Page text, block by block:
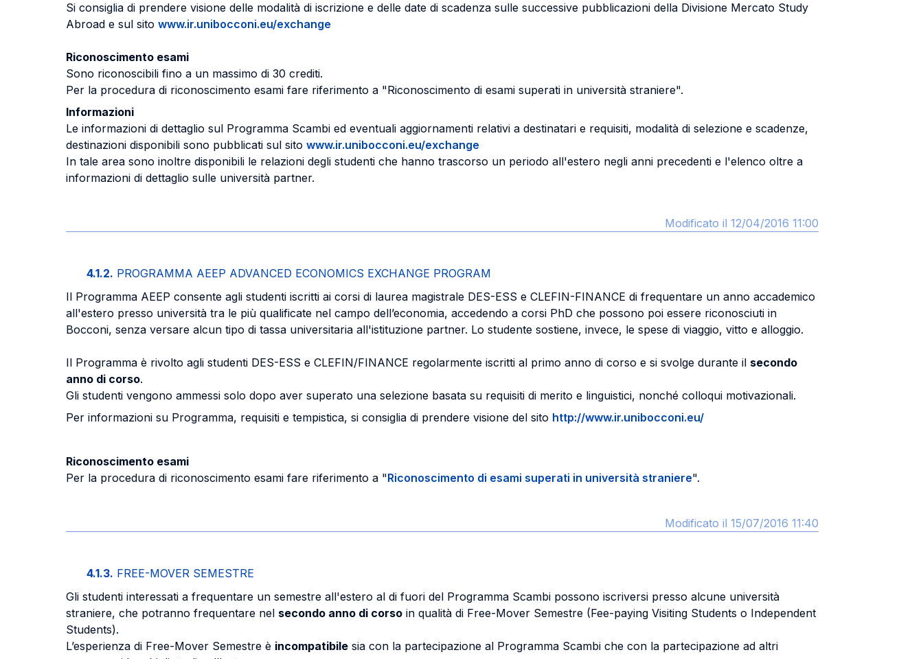
Si consiglia di prendere visione delle modalità di iscrizione e delle date di scadenza sulle successive pubblicazioni della Divisione Mercato Study
Abroad e sul sito www.ir.unibocconi.eu/exchange
Riconoscimento esami
Sono riconoscibili fino a un massimo di 30 crediti.
Per la procedura di riconoscimento esami fare riferimento a "Riconoscimento di esami superati in università straniere".
Informazioni
Le informazioni di dettaglio sul Programma Scambi ed eventuali aggiornamenti relativi a destinatari e requisiti, modalità di selezione e scadenze,
destinazioni disponibili sono pubblicati sul sito www.ir.unibocconi.eu/exchange
In tale area sono inoltre disponibili le relazioni degli studenti che hanno trascorso un periodo all'estero negli anni precedenti e l'elenco oltre a
informazioni di dettaglio sulle università partner.
Modificato il 12/04/2016 11:00
4.1.2. PROGRAMMA AEEP ADVANCED ECONOMICS EXCHANGE PROGRAM
Il Programma AEEP consente agli studenti iscritti ai corsi di laurea magistrale DES-ESS e CLEFIN-FINANCE di frequentare un anno accademico
all'estero presso università tra le più qualificate nel campo dell’economia, accedendo a corsi PhD che possono poi essere riconosciuti in
Bocconi, senza versare alcun tipo di tassa universitaria all'istituzione partner. Lo studente sostiene, invece, le spese di viaggio, vitto e alloggio.
Il Programma è rivolto agli studenti DES-ESS e CLEFIN/FINANCE regolarmente iscritti al primo anno di corso e si svolge durante il secondo
anno di corso.
Gli studenti vengono ammessi solo dopo aver superato una selezione basata su requisiti di merito e linguistici, nonché colloqui motivazionali.
Per informazioni su Programma, requisiti e tempistica, si consiglia di prendere visione del sito http://www.ir.unibocconi.eu/
Riconoscimento esami
Per la procedura di riconoscimento esami fare riferimento a "Riconoscimento di esami superati in università straniere".
Modificato il 15/07/2016 11:40
4.1.3. FREE-MOVER SEMESTRE
Gli studenti interessati a frequentare un semestre all'estero al di fuori del Programma Scambi possono iscriversi presso alcune università
straniere, che potranno frequentare nel secondo anno di corso in qualità di Free-Mover Semestre (Fee-paying Visiting Students o Independent
Students).
L’esperienza di Free-Mover Semestre è incompatibile sia con la partecipazione al Programma Scambi che con la partecipazione ad altri